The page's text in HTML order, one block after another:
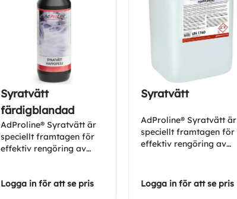
Syratvätt
färdigblandad
AdProline® Syratvätt är
speciellt framtagen för
effektiv rengöring av
Logga in för att se pris
Syratvätt
AdProline® Syratvätt är
speciellt framtagen för
effektiv rengöring av
Logga in för att se pris